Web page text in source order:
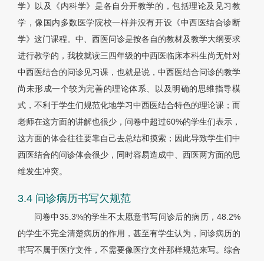
学》以及《内科学》是各自分开教学的，包括理论及见习教
学，像国内多数医学院校一样并没有开设《中西医结合诊断
学》这门课程。中、西医问诊是按各自的教材及教学大纲要求
进行教学的，我校就读三四年级的中西医临床本科生尚无针对
中西医结合的问诊见习课，也就是说，中西医结合问诊的教学
尚未形成一个较为完善的理论体系、以及明确的思维指导模
式，不利于学生们规范化地学习中西医结合特色的理论课；而
老师在这方面的讲解也很少，问卷中超过60%的学生们表示，
这方面的体会往往要靠自己去总结和摸索；因此导致学生们中
西医结合的问诊体会很少，同时容易造成中、西医两方面的思
维发生冲突。
3.4 问诊病历书写欠规范
问卷中35.3%的学生不太愿意书写问诊后的病历，48.2%
的学生不完全清楚病历的作用，甚至有学生认为，问诊病历的
书写不属于医疗文件，不需要像医疗文件那样规范来写。综合